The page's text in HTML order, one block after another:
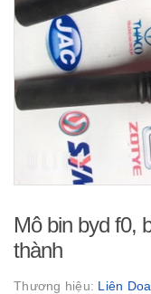
Mô bin byd f0,
thành
Thương hiệu: Liên